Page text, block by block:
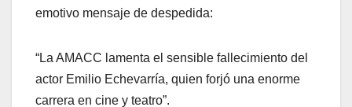
emotivo mensaje de despedida:
“La AMACC lamenta el sensible fallecimiento del
actor Emilio Echevarría, quien forjó una enorme
carrera en cine y teatro”.